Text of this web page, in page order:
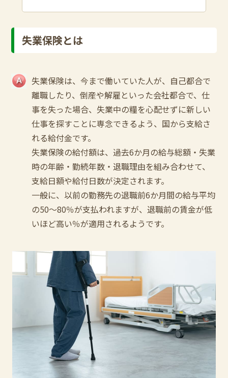
失業保険とは
失業保険は、今まで働いていた人が、自己都合で
離職したり、倒産や解雇といった会社都合で、仕
事を失った場合、失業中の糧を心配せずに新しい
仕事を探すことに専念できるよう、国から支給さ
れる給付金です。
失業保険の給付額は、過去6か月の給与総額・失業
時の年齢・勤続年数・退職理由を組み合わせて、
支給日額や給付日数が決定されます。
一般に、以前の勤務先の退職前6か月間の給与平均
の50～80％が支払われますが、退職前の賃金が低
いほど高い％が適用されるようです。